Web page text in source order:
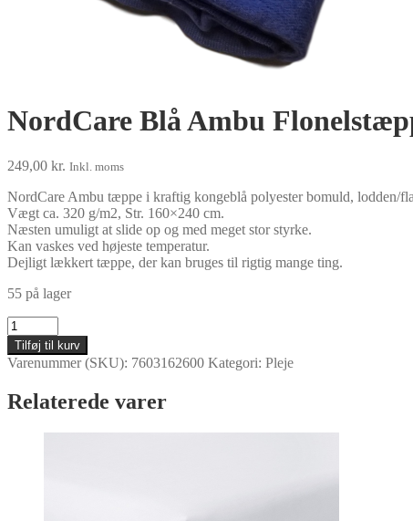
NordCare Blå Ambu
249,00 kr. Inkl. moms
NordCare Ambu tæppe i kraftig kongeblå polyester bomuld, lodden/
Vægt ca. 320 g/m2, Str. 160×240 cm.
Næsten umuligt at slide op og med meget stor styrke.
Kan vaskes ved højeste temperatur.
Dejligt lækkert tæppe, der kan bruges til rigtig mange ting.
55 på lager
NordCare
Blå
Ambu
Flonelstæppe
Tilføj til kurv
Varenummer (SKU): 7603162600 Kategori: Pleje
Relaterede varer